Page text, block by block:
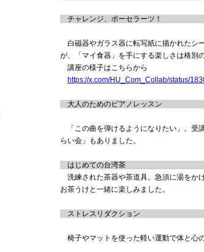
チャレンジ、ポーセ
（全５
白磁器やガラス器に転写紙に描かれたシ
が、「マイ食器」を手にする楽しさは格別
講座の様子はこちらから
https://x.com/HU_Com_Collab/status/
大人のためのピアノ
「この曲を弾けるようになりたい」。受
らい会」もありました。
はじめての台湾茶
洗練された茶器や茶道具。急須に湯をか
お茶うけと一緒に楽しみました。
ストレスリダクショ
椅子やマットを使った軽い運動で体と心